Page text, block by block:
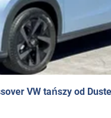
VW tańszy od